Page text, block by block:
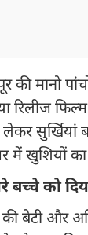
की मानो
रिलीज
लेकर सुर्खियां
में खुशियों
बच्चे को
बेटी और